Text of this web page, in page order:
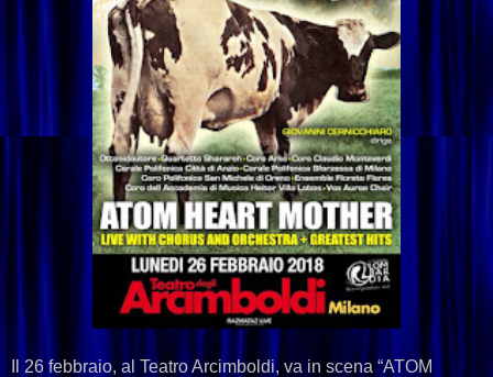
Il 26 febbraio, al Teatro Arcimboldi, va in scena “ATOM